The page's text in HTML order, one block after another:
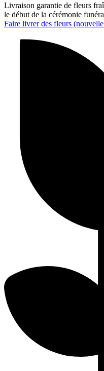
Livraison garantie de fleurs
le début de la cérémonie
Faire livrer des fleurs